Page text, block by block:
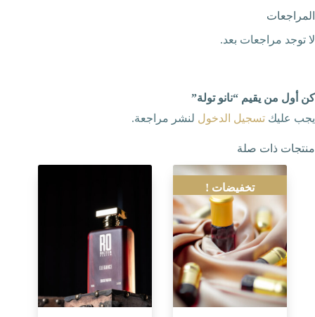
المراجعات
لا توجد مراجعات بعد.
كن أول من يقيم “نانو تولة”
يجب عليك تسجيل الدخول لنشر مراجعة.
منتجات ذات صلة
تخفيضات !